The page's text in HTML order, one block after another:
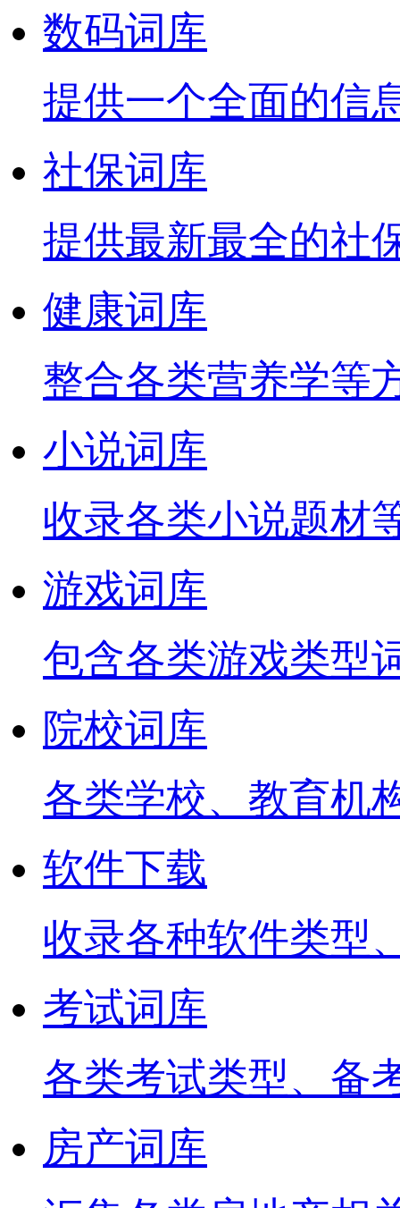
数码词库
提供一个全面的信
社保词库
提供最新最全的社
健康词库
整合各类营养学等
小说词库
收录各类小说题材
游戏词库
包含各类游戏类型
院校词库
各类学校、教育机
软件下载
收录各种软件类型
考试词库
各类考试类型、备
房产词库